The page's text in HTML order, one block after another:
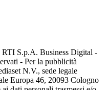
RTI S.p.A. Business Digital -
- Per la pubblicità
N.V., sede legale
Europa 46, 20093 Cologno